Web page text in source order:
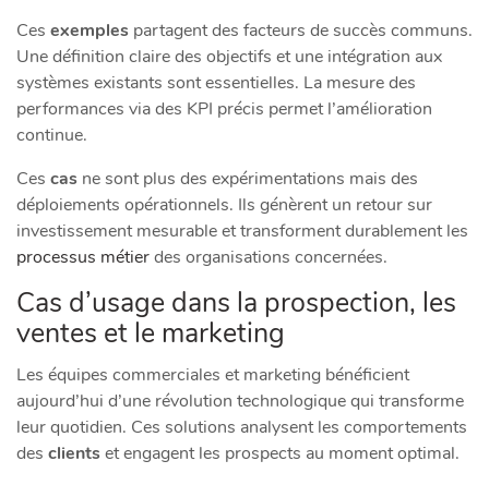
Ces exemples partagent des facteurs de succès communs.
Une définition claire des objectifs et une intégration aux
systèmes existants sont essentielles. La mesure des
performances via des KPI précis permet l’amélioration
continue.
Ces cas ne sont plus des expérimentations mais des
déploiements opérationnels. Ils génèrent un retour sur
investissement mesurable et transforment durablement les
processus métierdes organisations concernées.
Cas d’usage dans la prospection, les
ventes et le marketing
Les équipes commerciales et marketing bénéficient
aujourd’hui d’une révolution technologique qui transforme
leur quotidien. Ces solutions analysent les comportements
des clientset engagent les prospects au moment optimal.